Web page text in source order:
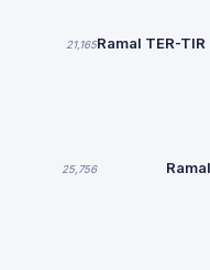
21,165Ramal TER-
25,756